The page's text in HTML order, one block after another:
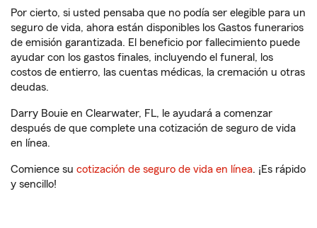
Por cierto, si usted pensaba que no podía ser elegible para un
seguro de vida, ahora están disponibles los Gastos funerarios
de emisión garantizada. El beneficio por fallecimiento puede
ayudar con los gastos finales, incluyendo el funeral, los
costos de entierro, las cuentas médicas, la cremación u otras
deudas.
Darry Bouie en Clearwater, FL, le ayudará a comenzar
después de que complete una cotización de seguro de vida
en línea.
Comience su cotización de seguro de vida en línea. ¡Es rápido
y sencillo!